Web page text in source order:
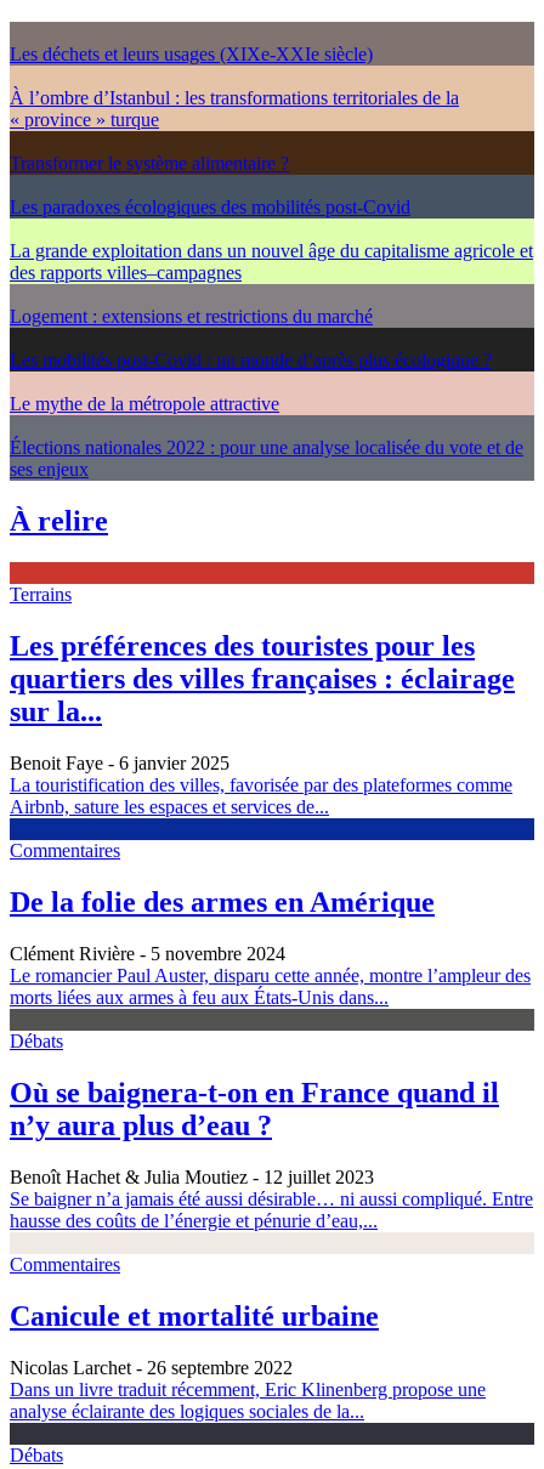
Les déchets et leurs usages (XIXe-XXIe siècle)
À l’ombre d’Istanbul : les transformations territoriales de la
« province » turque
Transformer le système alimentaire ?
Les paradoxes écologiques des mobilités post-Covid
La grande exploitation dans un nouvel âge du capitalisme agricole et
des rapports villes–campagnes
Logement : extensions et restrictions du marché
Les mobilités post-Covid : un monde d’après plus écologique ?
Le mythe de la métropole attractive
Élections nationales 2022 : pour une analyse localisée du vote et de
ses enjeux
À relire
Terrains
Les préférences des touristes pour les
quartiers des villes françaises : éclairage
sur la...
Benoit Faye - 6 janvier 2025
La touristification des villes, favorisée par des plateformes comme
Airbnb, sature les espaces et services de...
Commentaires
De la folie des armes en Amérique
Clément Rivière - 5 novembre 2024
Le romancier Paul Auster, disparu cette année, montre l’ampleur des
morts liées aux armes à feu aux États-Unis dans...
Débats
Où se baignera-t-on en France quand il
n’y aura plus d’eau ?
Benoît Hachet & Julia Moutiez - 12 juillet 2023
Se baigner n’a jamais été aussi désirable… ni aussi compliqué. Entre
hausse des coûts de l’énergie et pénurie d’eau,...
Commentaires
Canicule et mortalité urbaine
Nicolas Larchet - 26 septembre 2022
Dans un livre traduit récemment, Eric Klinenberg propose une
analyse éclairante des logiques sociales de la...
Débats